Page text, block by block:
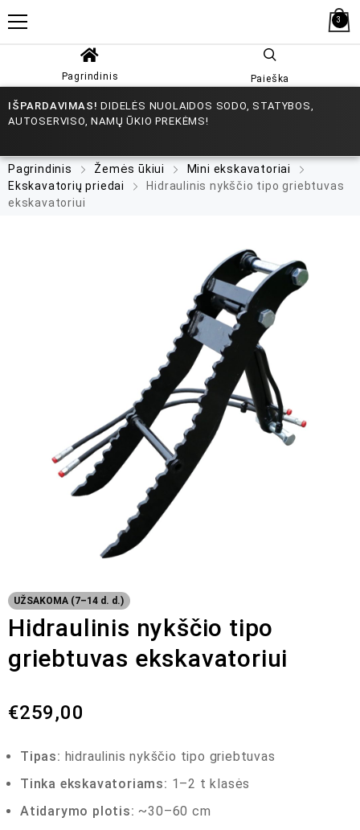
3
Pagrindinis Paieška
IŠPARDAVIMAS! DIDELĖS NUOLAIDOS SODO, STATYBOS,
AUTOSERVISO, NAMŲ ŪKIO PREKĖMS!
Pagrindinis Žemės ūkiui
Mini ekskavatoriai
Ekskavatorių priedai
Hidraulinis nykščio tipo griebtuvas
ekskavatoriui
UŽSAKOMA (7–14 d. d.)
Hidraulinis nykščio tipo
griebtuvas ekskavatoriui
€259,00
Tipas: hidraulinis nykščio tipo griebtuvas
Tinka ekskavatoriams: 1–2 t klasės
Atidarymo plotis: ~30–60 cm